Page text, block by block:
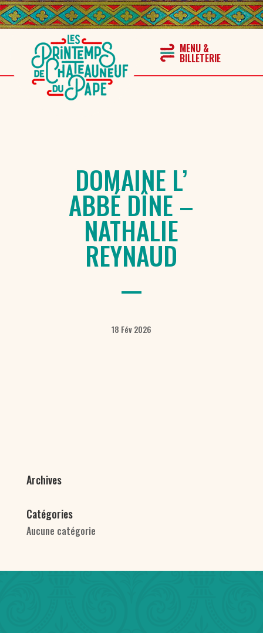
DOMAINE L’
ABBÉ DÎNE –
NATHALIE
REYNAUD
18 Fév 2026
Archives
Catégories
Aucune catégorie